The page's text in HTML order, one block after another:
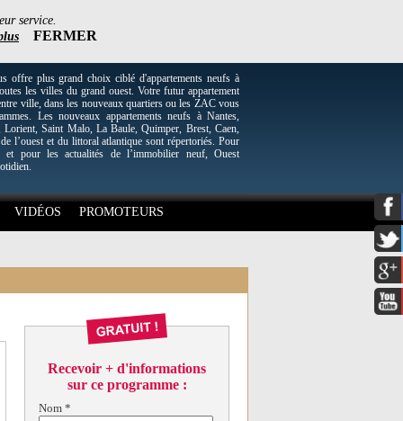
service.
FERMER
plus grand choix ciblé d'appartements neufs à
les villes du grand ouest. Votre futur appartement
ville, dans les nouveaux quartiers ou les ZAC vous
Les nouveaux appartements neufs à Nantes,
Lorient, Saint Malo, La Baule, Quimper, Brest, Caen,
l’ouest et du littoral atlantique sont répertoriés. Pour
et pour les actualités de l’immobilier neuf, Ouest
VIDÉOS PROMOTEURS
Recevoir + d'informations
sur ce programme :
Nom *